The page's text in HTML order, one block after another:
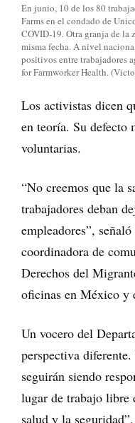
En junio, 10 de los 80
Farms en el condado de
COVID-19. Otra granja de la
misma fecha. A nivel
positivos entre trabajadores
for Farmworker Health.
Los activistas dicen
en teoría. Su defecto
voluntarias.
“No creemos que la
trabajadores deban
empleadores”,
coordinadora de
Derechos del
oficinas en México y
Un vocero del
perspectiva
seguirán siendo
lugar de trabajo libre
salud y la